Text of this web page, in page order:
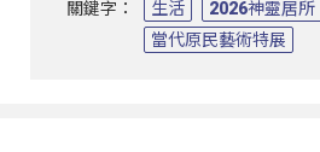
關鍵字： 生活
2026神靈居
當代原民藝術特展